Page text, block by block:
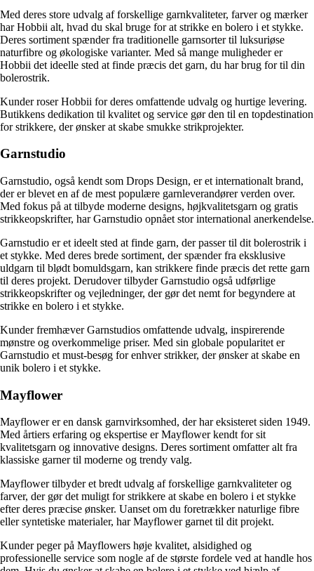
Med deres store udvalg af forskellige garnkvaliteter, farver og mærker
har Hobbii alt, hvad du skal bruge for at strikke en bolero i et stykke.
Deres sortiment spænder fra traditionelle garnsorter til luksuriøse
naturfibre og økologiske varianter. Med så mange muligheder er
Hobbii det ideelle sted at finde præcis det garn, du har brug for til din
bolerostrik.
Kunder roser Hobbii for deres omfattende udvalg og hurtige levering.
Butikkens dedikation til kvalitet og service gør den til en topdestination
for strikkere, der ønsker at skabe smukke strikprojekter.
Garnstudio
Garnstudio, også kendt som Drops Design, er et internationalt brand,
der er blevet en af de mest populære garnleverandører verden over.
Med fokus på at tilbyde moderne designs, højkvalitetsgarn og gratis
strikkeopskrifter, har Garnstudio opnået stor international anerkendelse.
Garnstudio er et ideelt sted at finde garn, der passer til dit bolerostrik i
et stykke. Med deres brede sortiment, der spænder fra eksklusive
uldgarn til blødt bomuldsgarn, kan strikkere finde præcis det rette garn
til deres projekt. Derudover tilbyder Garnstudio også udførlige
strikkeopskrifter og vejledninger, der gør det nemt for begyndere at
strikke en bolero i et stykke.
Kunder fremhæver Garnstudios omfattende udvalg, inspirerende
mønstre og overkommelige priser. Med sin globale popularitet er
Garnstudio et must-besøg for enhver strikker, der ønsker at skabe en
unik bolero i et stykke.
Mayflower
Mayflower er en dansk garnvirksomhed, der har eksisteret siden 1949.
Med årtiers erfaring og ekspertise er Mayflower kendt for sit
kvalitetsgarn og innovative designs. Deres sortiment omfatter alt fra
klassiske garner til moderne og trendy valg.
Mayflower tilbyder et bredt udvalg af forskellige garnkvaliteter og
farver, der gør det muligt for strikkere at skabe en bolero i et stykke
efter deres præcise ønsker. Uanset om du foretrækker naturlige fibre
eller syntetiske materialer, har Mayflower garnet til dit projekt.
Kunder peger på Mayflowers høje kvalitet, alsidighed og
professionelle service som nogle af de største fordele ved at handle hos